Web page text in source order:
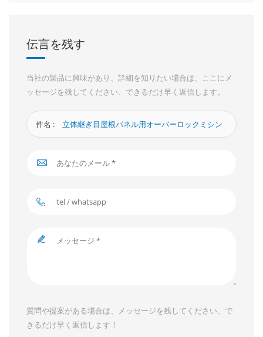
伝言を残す
当社の製品に興味があり、詳細を知りたい場合は、ここにメ
ッセージを残してください、できるだけ早く返信します。
件名 : 立体継ぎ目屋根パネル用オーバーロックミシン
質問や提案がある場合は、メッセージを残してください、で
きるだけ早く返信します！